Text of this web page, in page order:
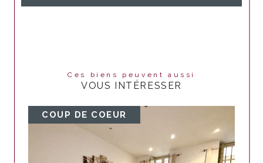
Ces biens peuvent aussi
VOUS INTÉRESSER
COUP DE COEUR